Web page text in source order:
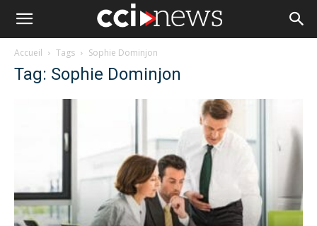
Accueil Tags Sophie Dominjon
Tag: Sophie Dominjon